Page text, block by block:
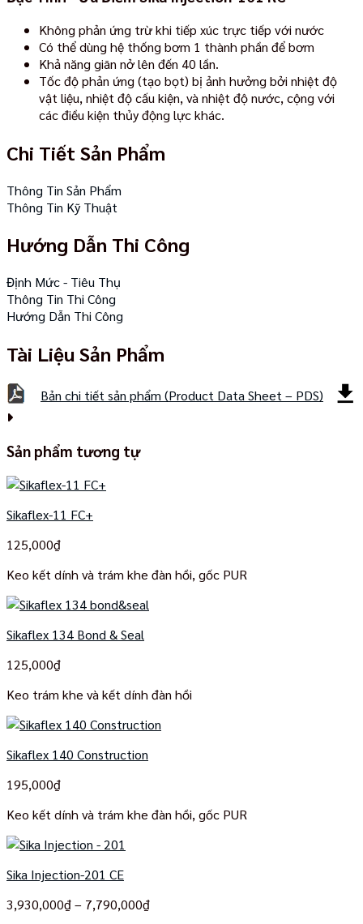
Không phản ứng trừ khi tiếp xúc trực tiếp với nước
Có thể dùng hệ thống bơm 1 thành phần để bơm
Khả năng giãn nở lên đến 40 lần.
Tốc độ phản ứng (tạo bọt) bị ảnh hưởng bởi nhiệt độ
vật liệu, nhiệt độ cấu kiện, và nhiệt độ nước, cộng với
các điều kiện thủy động lực khác.
Chi Tiết Sản Phẩm
Thông Tin Sản Phẩm
Thông Tin Kỹ Thuật
Hướng Dẫn Thi Công
Định Mức - Tiêu Thụ
Thông Tin Thi Công
Hướng Dẫn Thi Công
Tài Liệu Sản Phẩm
Bản chi tiết sản phẩm (Product Data Sheet – PDS)
Sản phẩm tương tự
Sikaflex-11 FC+
125,000₫
Keo kết dính và trám khe đàn hồi, gốc PUR
Sikaflex 134 Bond & Seal
125,000₫
Keo trám khe và kết dính đàn hồi
Sikaflex 140 Construction
195,000₫
Keo kết dính và trám khe đàn hồi, gốc PUR
Sika Injection-201 CE
3,930,000₫– 7,790,000₫Khoảng